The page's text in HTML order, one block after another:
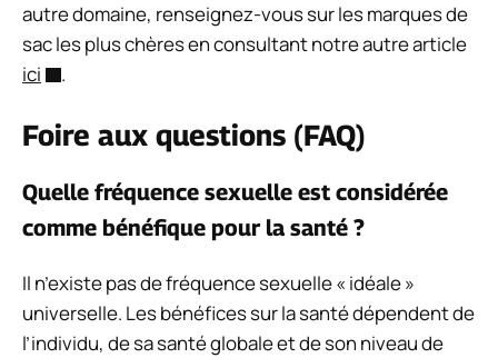
autre domaine, renseignez-vous sur les marques de
sac les plus chères en consultant notre autre article
ici
.
Foire aux questions (FAQ)
Quelle fréquence sexuelle est considérée
comme bénéfique pour la santé ?
Il n’existe pas de fréquence sexuelle « idéale »
universelle. Les bénéfices sur la santé dépendent de
l’individu, de sa santé globale et de son niveau de